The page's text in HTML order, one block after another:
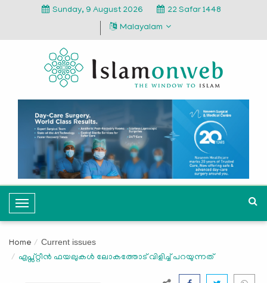
Sunday, 9 August 2026
22 Safar 1448
Malayalam
T
o
g
l
Home Current issues
എപ്സ്റ്റീന്‍ ഫയലുകള്‍ ലോകത്തോട് വിളിച്ച് പറയുന്നത്